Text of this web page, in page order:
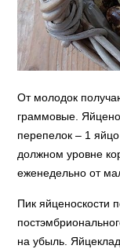
От молодок
граммовые.
перепелок – 1
должном уровне
еженедельно от
Пик яйценоскости
на убыль.